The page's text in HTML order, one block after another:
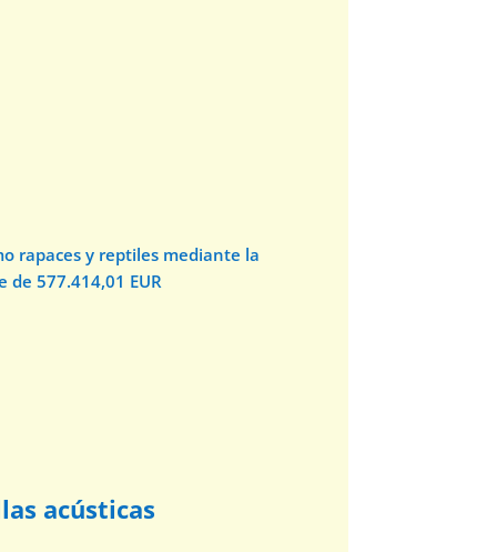
rapaces y reptiles mediante la
577.414,01 EUR
acústicas